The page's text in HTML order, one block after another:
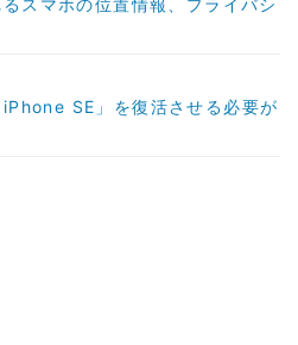
SE」を復活させる必要が